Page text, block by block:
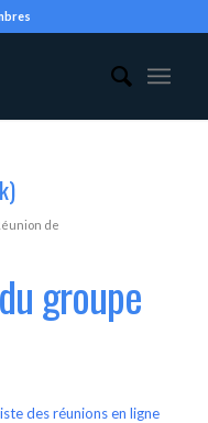
de
groupe
des réunions en ligne